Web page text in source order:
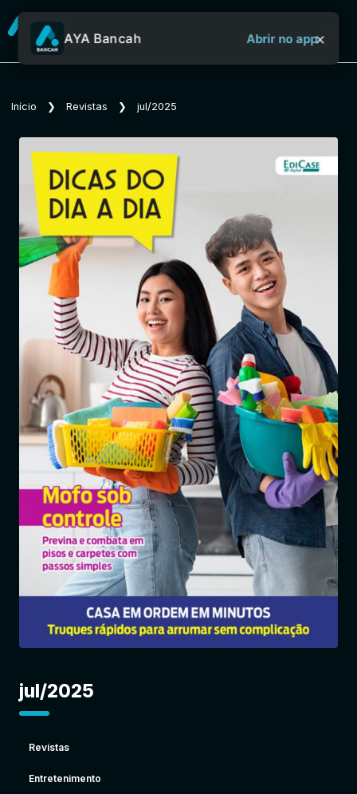
Sobre o Aya Bancah
Revistas
Jornais
Notícias
Entrar
AYA Bancah Abrir no app×
Início ❯ Revistas ❯ jul/2025
jul/2025
Revistas
Entretenimento